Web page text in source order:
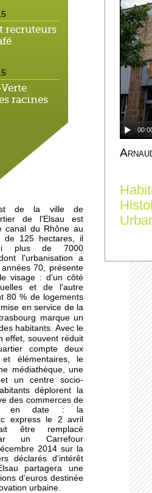
recruteurs
racines
à
automne
pour les
du
de la ville de
de l'Elsau est
canal du Rhône au
de 125 hectares, il
plus de 7000
l'urbanisation a
70, présente
visage : d'un côté
et de l'autre
80 % de logements
en service de la
marque un
habitants. Avec le
effet, souvent réduit
comptedeux
et élémentaires, le
médiathèque, une
un centre socio-
déplorent la
des commerces de
en date : la
express le 2 avril
être remplacé
un Carrefour
2014 sur la
déclarés d'intérêt
partagera une
d'euros destinée
urbaine.